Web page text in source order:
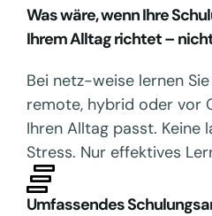
Was wäre, wenn Ihre
Ihrem Alltag richtet –
Bei netz-weise lernen
remote, hybrid oder vor
Ihren Alltag passt. Keine
Stress. Nur effektives
Umfassendes